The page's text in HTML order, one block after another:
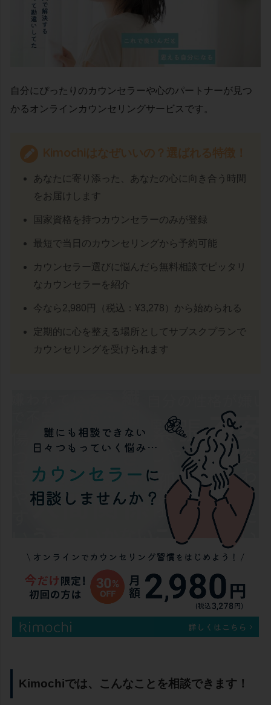
自分にぴったりのカウンセラーや心のパートナーが見つ
かるオンラインカウンセリングサービスです。
Kimochiはなぜいいの？選ばれる特徴！
あなたに寄り添った、あなたの心に向き合う時間
をお届けします
国家資格を持つカウンセラーのみが登録
最短で当日のカウンセリングから予約可能
カウンセラー選びに悩んだら無料相談でピッタリ
なカウンセラーを紹介
今なら2,980円（税込：¥3,278）から始められる
定期的に心を整える場所としてサブスクプランで
カウンセリングを受けられます
Kimochiでは、こんなことを相談できます！